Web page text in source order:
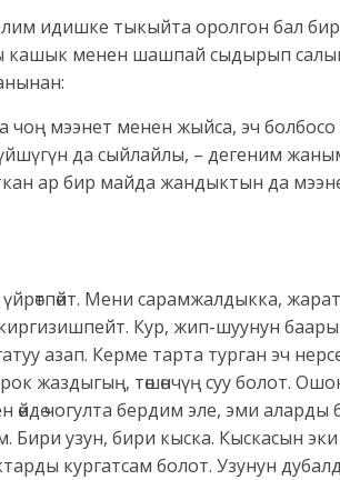
идишке тыкыйта оролгон бал бир
кашык менен шашпай сыдырып
мээнет менен жыйса, эч болбосо
да сыйлайлы, – дегеним
ар бир майда жандыктын да
Мени сарамжалдыкка,
Кур, жип-шуунун
азап. Керме тарта турган эч
жаздыгың, төшөнчүң суу болот.
өйдө чогулта бердим эле, эми
Бири узун, бири кыска. Кыскасын
кургатсам болот. Узунун